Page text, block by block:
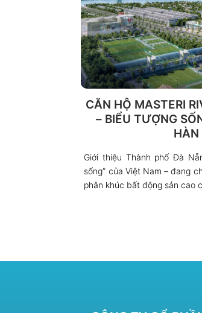
CĂN HỘ MASTERI
– BIỂU TƯỢNG
HÀN
Giới thiệu Thành phố Đà
sống” của Việt Nam – đang
phân khúc bất động sản cao